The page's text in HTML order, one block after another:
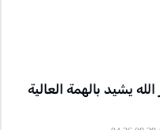
يشيد بالهمة العالية